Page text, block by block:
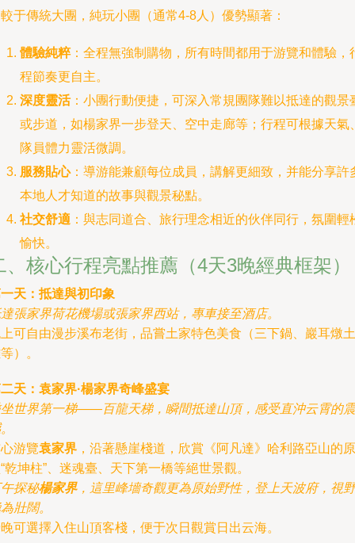
于傳統大團，純玩小團（通常4-8人）優勢顯著：
體驗純粹：全程無強制購物，所有時間都用于游覽和體驗，
程節奏更自主。
深度靈活：小團行動便捷，可深入常規團隊難以抵達的觀景
或步道，如楊家界一步登天、空中走廊等；行程可根據天氣
隊員體力靈活微調。
服務貼心：導游能兼顧每位成員，講解更細致，并能分享許
本地人才知道的故事與觀景秘點。
社交舒適 ：與志同道合、旅行理念相近的伙伴同行，氛圍輕
愉快。
、核心行程亮點推薦（4天3晚經典框架）
天：抵達與初印象
張家界荷花機場或張家界西站，專車接至酒店。
可自由漫步溪布老街，品嘗土家特色美食（三下鍋、巖耳燉土
）。
天：袁家界·楊家界奇峰盛宴
世界第一梯——百龍天梯，瞬間抵達山頂，感受直沖云霄的震
游覽袁家界 ，沿著懸崖棧道，欣賞《阿凡達》哈利路亞山的原
乾坤柱”、迷魂臺、天下第一橋等絕世景觀。
探秘楊家界，這里峰墻奇觀更為原始野性，登上天波府，視野
壯闊。
可選擇入住山頂客棧，便于次日觀賞日出云海。